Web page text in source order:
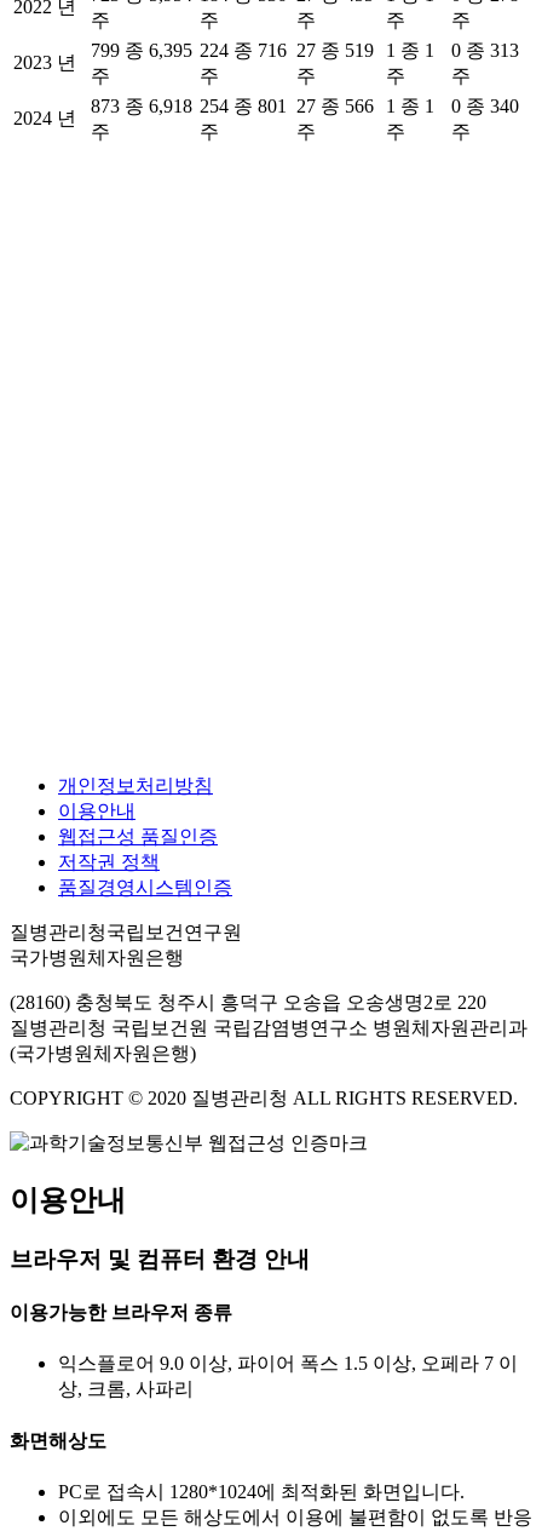
2022 년
주
주
주
주
주
2023 년
799 종 6,395
주
224 종 716
주
27 종 519
주
1 종 1
주
0 종 313
주
2024 년
873 종 6,918
주
254 종 801
주
27 종 566
주
1 종 1
주
0 종 340
주
개인정보처리방침
이용안내
웹접근성 품질인증
저작권 정책
품질경영시스템인증
질병관리청국립보건연구원
국가병원체자원은행
(28160) 충청북도 청주시 흥덕구 오송읍 오송생명2로 220
질병관리청 국립보건원 국립감염병연구소 병원체자원관리과
(국가병원체자원은행)
COPYRIGHT © 2020 질병관리청 ALL RIGHTS RESERVED.
이용안내
브라우저 및 컴퓨터 환경 안내
이용가능한 브라우저 종류
익스플로어 9.0 이상, 파이어 폭스 1.5 이상, 오페라 7 이
상, 크롬, 사파리
화면해상도
PC로 접속시 1280*1024에 최적화된 화면입니다.
이외에도 모든 해상도에서 이용에 불편함이 없도록 반응